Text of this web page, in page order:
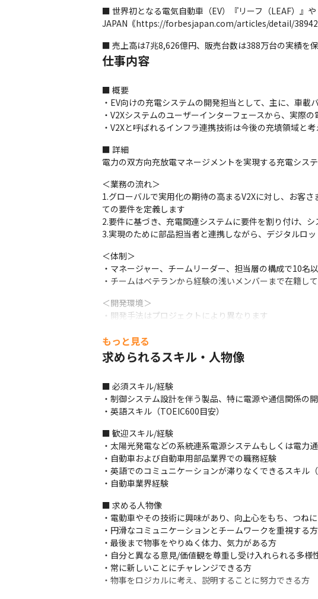
■ 世界初となる電気自動車（EV）『リーフ（LEAF）』
JAPAN｟https://forbesjapan.com/articles/detail/38942
■ 売上高は7兆8,626億円、販売台数は388万台の実績を保
仕事内容
■ 概要
・EV向けの充電システムの開発担当として、主に、車
・V2Xシステムのユーザーインターフェースから、実際
・V2Xと呼ばれるインフラ連携技術は今後の充填領域と
■ 詳細
電力の双方向充放電マネージメントを実現する充電シス
＜業務の流れ＞
1.グローバルで実用化の期待の高まるV2Xに対し、お客
ての要件を定義します
2.要件に基づき、充電関連システムに要件を割り付け、
3.実現のために部品担当者と連携しながら、デジタルロ
＜体制＞
・マネージャー、チームリーダー、担当層の構成で10名
・チームはベテランから経験の浅いメンバーまで在籍し
＜開発環境＞
・開発手法はプロジェクトにより異なります
＜研修に関して＞
・経験者に関しては基本的にOJTで業務理解を深めます
・専門家による講習や、社内で認定している資格を取得
・今後は、海外支社やパートナー企業とのコミュニケー
・電動化技術の先駆者として、世界初となる電気自動車
・1933年12月の設立以来、「他のやらぬことを、やる
■ この仕事の魅力、面白み
・インフラ連携の充電システムは電動車ならではの新し
・日産の技術戦略”NISSAN INTELLIGENT MOBILITY”
ならず自動車業界、さらには社会動向や環境問題への影
・これから新規に開拓する技術領域になるので、自分の
※出典：Forbes JAPAN（https://forbesjapan.com/
もっと見る
求められるスキル・人物像
■ 必須スキル/経験
・制御システム設計を伴う製品、特に電源や通信関係の
・英語スキル（TOEIC600目安）
■ 歓迎スキル/経験
・太陽光発電などの系統連系電源システムもしくは電力
・自動車および自動車用部品業界での職務経験
・英語でのコミュニケーションが滞りなくできるスキル
・自動車業界経験
■ 求める人物像
・電動車やその技術に興味があり、向上心をもち、つね
・円滑なコミュニケーションとチームワークを重視する方
・最後まで物事をやりぬく体力、気力がある方
・自分と異なる意見/価値観を尊重し受け入れられる多様
・常に新しいことにチャレンジできる方
・物事をロジカルに考え、説明することに努力できる方